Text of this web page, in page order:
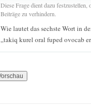
Diese Frage dient dazu
Beiträge zu verhindern.
Wie lautet das sechste Wort in
„takiq kurel oral fuped ovocab